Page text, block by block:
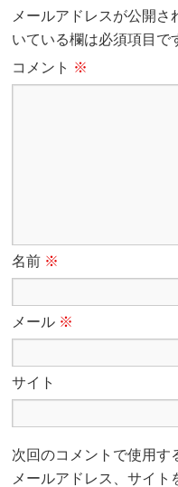
メールアドレスが公開さ
いている欄は必須項目で
コメント ※
名前 ※
メール ※
サイト
次回のコメントで使用す
メールアドレス、サイト